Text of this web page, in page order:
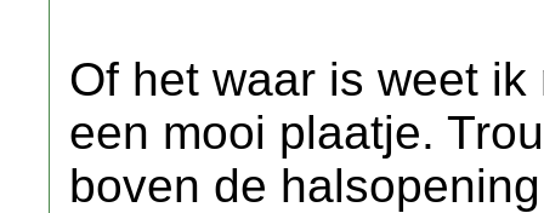
Of het waar is weet
een mooi plaatje.
boven de